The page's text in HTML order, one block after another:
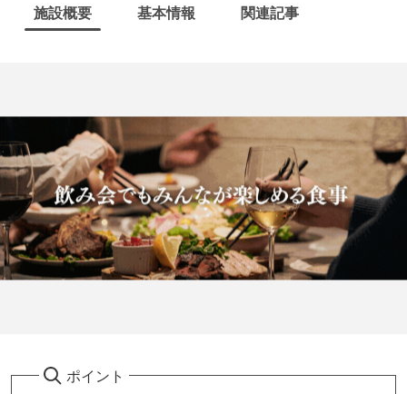
施設概要 基本情報 関連記事
ポイント